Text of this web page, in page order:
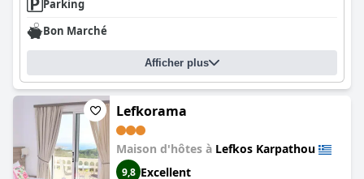
Parking
Bon Marché
Afficher plus
Lefkorama
Maison d'hôtes à Lefkos Karpathou
9,8 Excellent